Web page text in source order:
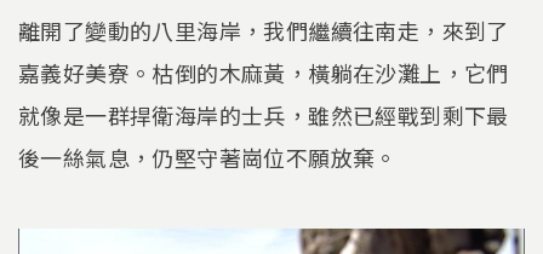
離開了變動的八里海岸，我們繼續往南走，來到了
嘉義好美寮。枯倒的木麻黃，橫躺在沙灘上，它們
就像是一群捍衛海岸的士兵，雖然已經戰到剩下最
後一絲氣息，仍堅守著崗位不願放棄。